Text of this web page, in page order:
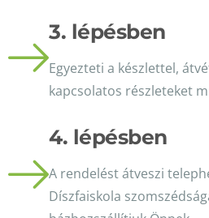
3. lépésben
Egyezteti a készlettel,
kapcsolatos részleteket
4. lépésben
A rendelést átveszi
Díszfaiskola